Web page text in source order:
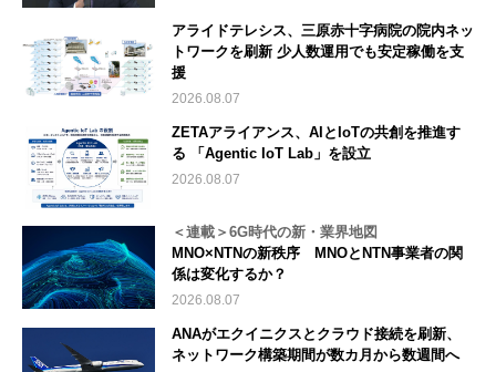
アライドテレシス、三原赤十字病院の院内ネッ
トワークを刷新 少人数運用でも安定稼働を支
援
2026.08.07
ZETAアライアンス、AIとIoTの共創を推進す
る 「Agentic IoT Lab」を設立
2026.08.07
＜連載＞6G時代の新・業界地図
MNO×NTNの新秩序 MNOとNTN事業者の関
係は変化するか？
2026.08.07
ANAがエクイニクスとクラウド接続を刷新、
ネットワーク構築期間が数カ月から数週間へ